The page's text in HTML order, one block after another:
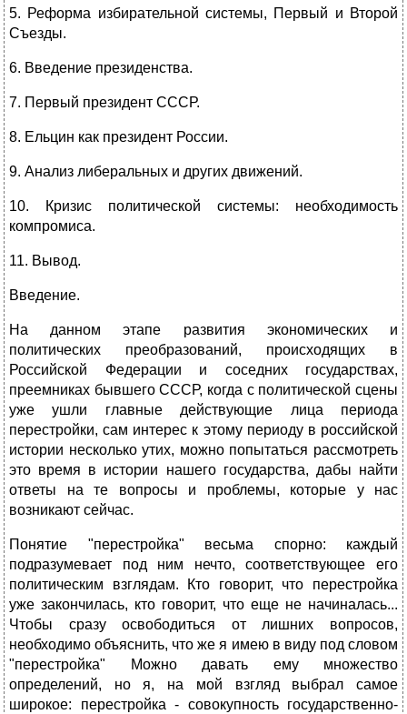
5. Реформа избирательной системы, Первый и Второй
Съезды.
6. Введение президенства.
7. Первый президент СССР.
8. Ельцин как президент России.
9. Анализ либеральных и других движений.
10. Кризис политической системы: необходимость
компромиса.
11. Вывод.
Введение.
На данном этапе развития экономических и
политических преобразований, происходящих в
Российской Федерации и соседних государствах,
преемниках бывшего СССР, когда с политической сцены
уже ушли главные действующие лица периода
перестройки, сам интерес к этому периоду в российской
истории несколько утих, можно попытаться рассмотреть
это время в истории нашего государства, дабы найти
ответы на те вопросы и проблемы, которые у нас
возникают сейчас.
Понятие "перестройка" весьма спорно: каждый
подразумевает под ним нечто, соответствующее его
политическим взглядам. Кто говорит, что перестройка
уже закончилась, кто говорит, что еще не начиналась...
Чтобы сразу освободиться от лишних вопросов,
необходимо объяснить, что же я имею в виду под словом
"перестройка" Можно давать ему множество
определений, но я, на мой взгляд выбрал самое
широкое: перестройка - совокупность государственно-